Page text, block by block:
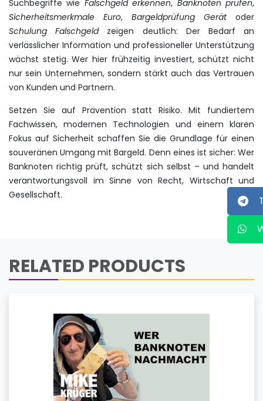
Suchbegriffe wie Falschgeld erkennen, Banknoten prüfen,
Sicherheitsmerkmale Euro, Bargeldprüfung Gerätoder
Schulung Falschgeldzeigen deutlich: Der Bedarf an
verlässlicher Information und professioneller Unterstützung
wächst stetig. Wer hier frühzeitig investiert, schützt nicht
nur sein Unternehmen, sondern stärkt auch das Vertrauen
von Kunden und Partnern.
Setzen Sie auf Prävention statt Risiko. Mit fundiertem
Fachwissen, modernen Technologien und einem klaren
Fokus auf Sicherheit schaffen Sie die Grundlage für einen
souveränen Umgang mit Bargeld. Denn eines ist sicher: Wer
Banknoten richtig prüft, schützt sich selbst – und handelt
verantwortungsvoll im Sinne von Recht, Wirtschaft und
Gesellschaft.
RELATED PRODUCTS